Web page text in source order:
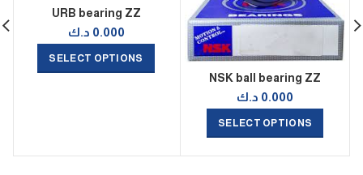
NSK ball bearing ZZ
0.000 د.ك
SELECT OPTIONS
URB bearing ZZ
0.000 د.ك
SELECT OPTIONS